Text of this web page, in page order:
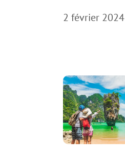
2 février 2024